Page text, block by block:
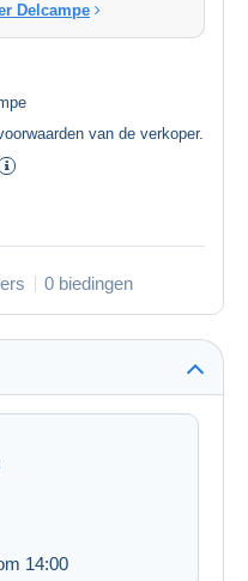
Delcampe
van de verkoper.
0 biedingen
14:00